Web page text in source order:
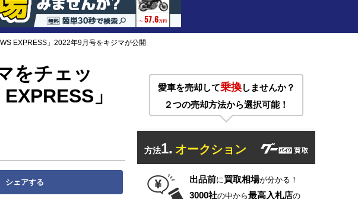
EXPRESS」2022年9月号をキジマが公開
をチェッ
」
シェアする
愛車を売却して乗換しませんか？
２つの売却方法から選択可能！
方法1. オークション
出品前に買取相場が分かる！
3000社の中から最高入札店の